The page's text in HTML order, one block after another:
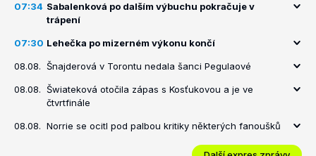
07:34 Sabalenková po dalším výbuchu pokračuje v
trápení
07:30 Lehečka po mizerném výkonu končí
08.08. Šnajderová v Torontu nedala šanci Pegulaové
08.08. Šwiateková otočila zápas s Kosťukovou a je ve
čtvrtfinále
08.08. Norrie se ocitl pod palbou kritiky některých fanoušků